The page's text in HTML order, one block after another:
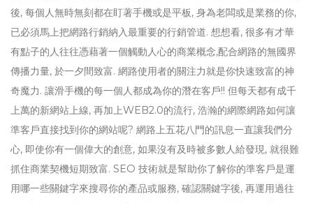
後, 每個人無時無刻都在盯著手機或是平板, 身為老闆或是業務的你,
已必須馬上把網路行銷納入最重要的行銷管道. 想想看, 很多有才華
有點子的人往往憑藉著一個觸動人心的商業概念,配合網路的無國界
傳播力量, 於一夕間致富. 網路使用者的關注力就是你快速致富的神
奇魔力. 讓滑手機的每一個人都成為你的潛在客戶!! 但每天都有成千
上萬的新網站上線, 再加上WEB2.0的流行, 浩瀚的網際網路如何讓
準客戶直接找到你的網站呢? 網路上五花八門的訊息一直讓我們分
心, 即使你有一個偉大的創意, 如果沒有及時被多數人給發現, 就很難
抓住商業契機短期致富. SEO 技術就是幫助你了解你的準客戶是運
用哪一些關鍵字來搜尋你的產品或服務, 確認關鍵字後, 再運用過往